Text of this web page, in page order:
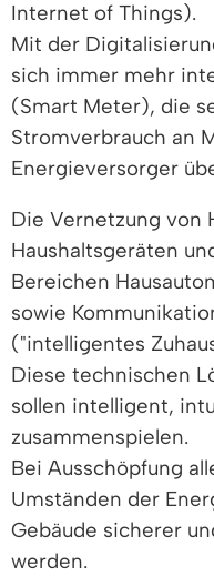
Internet of Things).
Mit der
sich immer mehr
(Smart Meter), die
Stromverbrauch an
Energieversorger
Die Vernetzung von
Haushaltsgeräten
Bereichen
sowie
("intelligentes
Diese technischen
sollen intelligent,
zusammenspielen.
Bei Ausschöpfung
Umständen der
Gebäude sicherer
werden.